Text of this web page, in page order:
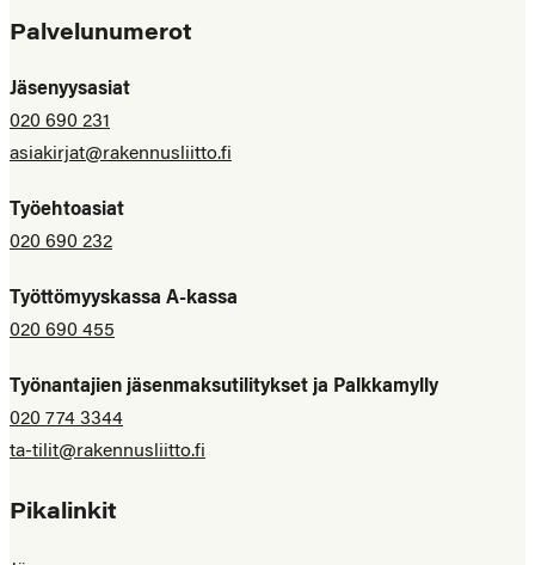
Palvelunumerot
Jäsenyysasiat
020 690 231
asiakirjat@rakennusliitto.fi
Työehtoasiat
020 690 232
Työttömyyskassa A-kassa
020 690 455
Työnantajien jäsenmaksutilitykset ja Palkkamylly
020 774 3344
ta-tilit@rakennusliitto.fi
Pikalinkit